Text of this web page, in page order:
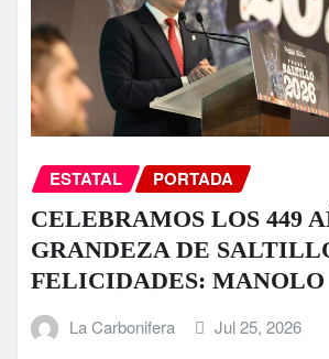
ESTATAL PORTADA
CELEBRAMOS LOS 449
GRANDEZA DE
FELICIDADES: MANOLO
La Carbonifera Jul 25, 2026